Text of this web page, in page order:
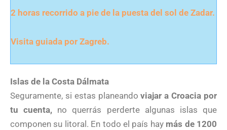
2 horas recorrido a pie de la puesta del sol de Zadar.
Visita guiada por Zagreb.
Islas de la Costa Dálmata
Seguramente, si estas planeandoviajar a Croacia por
tu cuenta, no querrás perderte algunas islas que
componen su litoral. En todo el país hay más de 1200